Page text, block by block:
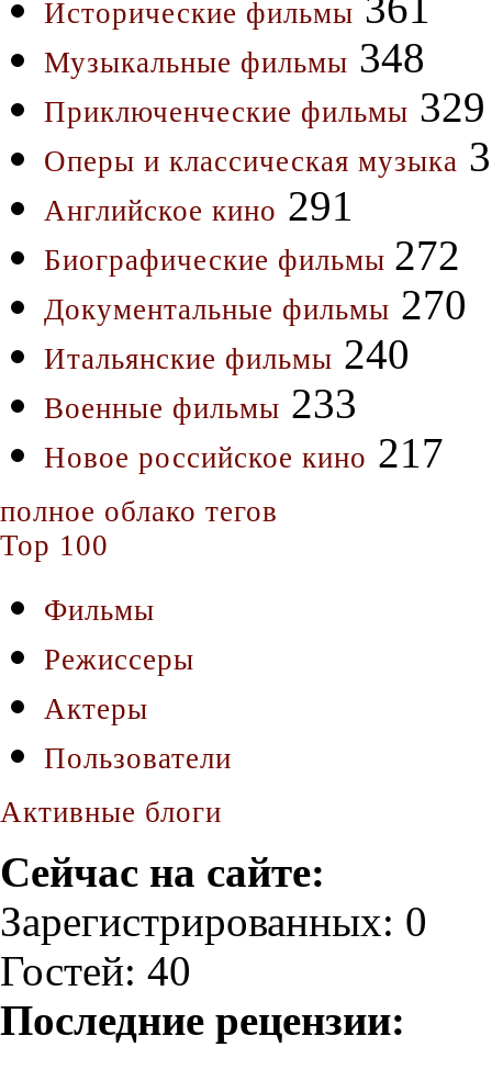
Исторические фильмы
Музыкальные фильмы 348
Приключенческие фильмы 329
Оперы и классическая музыка
Английское кино 291
Биографические фильмы 272
Документальные фильмы 270
Итальянские фильмы 240
Военные фильмы 233
Новое российское кино 217
полное облако тегов
Top 100
Фильмы
Режиссеры
Актеры
Пользователи
Активные блоги
Сейчас на сайте:
Зарегистрированных: 0
Гостей: 40
Последние рецензии: